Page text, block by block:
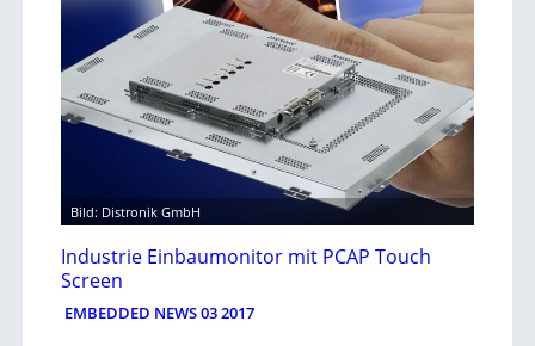
Bild: Distronik GmbH
Industrie Einbaumonitor mit PCAP Touch
Screen
EMBEDDED NEWS 03 2017